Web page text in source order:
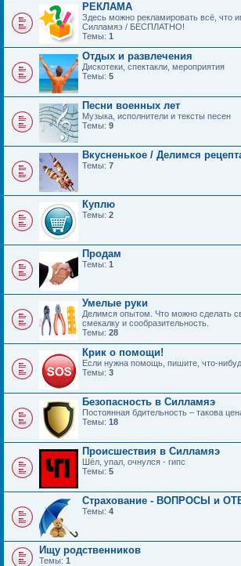
РЕКЛАМА
Здесь можно рекламировать всё, что
Силламяэ / БЕСПЛАТНО!
Темы: 1
Отдых и развлечения
Дискотеки, спектакли, мероприятия
Темы: 5
Песни военных лет
Музыка, исполнители и тексты песен
Темы: 9
Вкусненькое / Делимся
Темы: 7
Куплю
Темы: 2
Продам
Темы: 1
Умелые руки
Делимся опытом. Что можно сделать
смекалку и сообразительность.
Темы: 28
Крик о помощи!
Если нужна помощь, пишите, что-
Темы: 3
Безопасность в Силламяэ
Постоянная бдительность – такова
Темы: 18
Происшествия в Силламяэ
Шёл, упал, очнулся - гипс
Темы: 5
Страхование - ВОПРОСЫ и
Темы: 4
Ищу родственников
Темы: 1